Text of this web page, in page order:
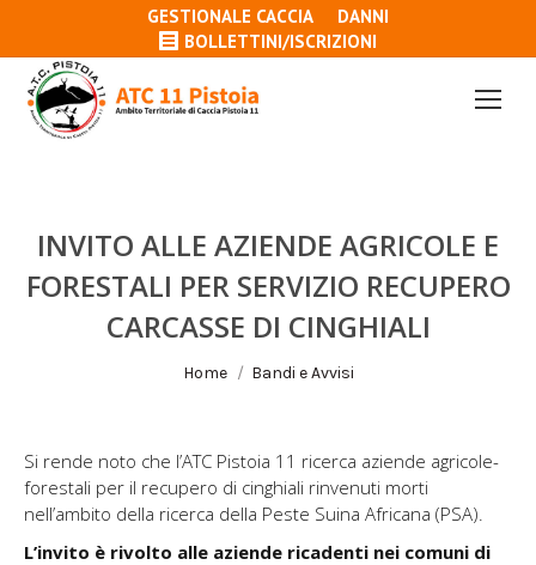
GESTIONALE CACCIA
DANNI
BOLLETTINI/ISCRIZIONI
INVITO ALLE AZIENDE AGRICOLE E
FORESTALI PER SERVIZIO RECUPERO
CARCASSE DI CINGHIALI
Tu sei qui:
Home Bandi e Avvisi
Si rende noto che l’ATC Pistoia 11 ricerca aziende agricole-
forestali per il recupero di cinghiali rinvenuti morti
nell’ambito della ricerca della Peste Suina Africana (PSA).
L’invito è rivolto alle aziende ricadenti nei comuni di